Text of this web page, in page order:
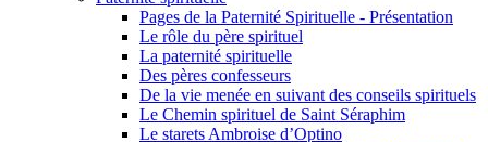
Pages de la Paternité Spirituelle - Présentation
Le rôle du père spirituel
La paternité spirituelle
Des pères confesseurs
De la vie menée en suivant des conseils spirituels
Le Chemin spirituel de Saint Séraphim
Le starets Ambroise d’Optino